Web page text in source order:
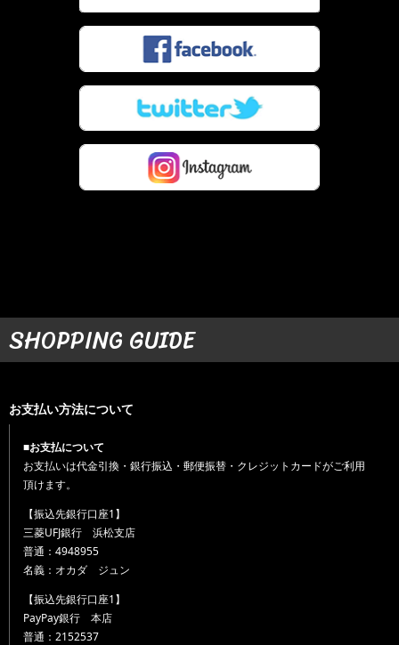
SHOPPING GUIDE
お支払い方法について
■お支払について
お支払いは代金引換・銀行振込・郵便振替・クレジットカードがご利用
頂けます。
【振込先銀行口座1】
三菱UFJ銀行 浜松支店
普通：4948955
名義：オカダ ジュン
【振込先銀行口座1】
PayPay銀行 本店
普通：2152537